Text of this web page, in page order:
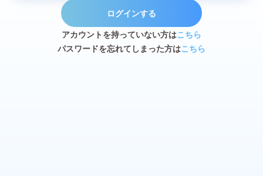
ログインする
アカウントを持っていない方はこちら
パスワードを忘れてしまった方はこちら